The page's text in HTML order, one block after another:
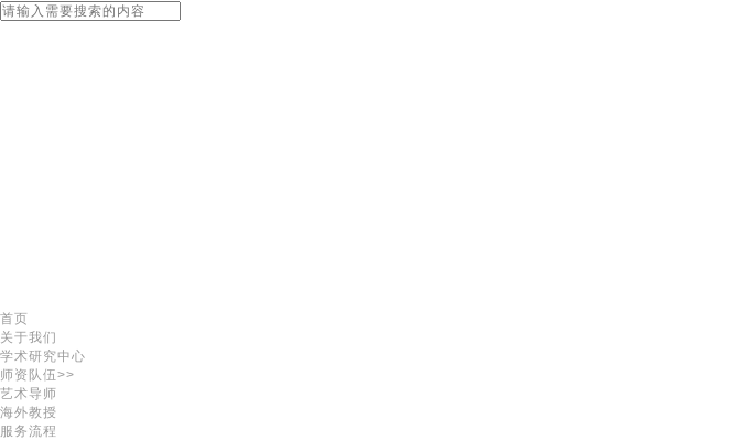
首页
关于我们
学术研究中心
师资队伍>>
艺术导师
海外教授
服务流程